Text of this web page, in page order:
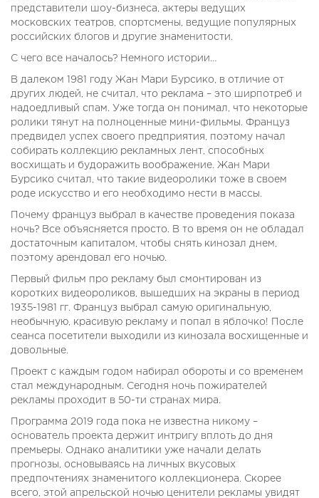
представители шоу-бизнеса, актеры ведущих
московских театров, спортсмены, ведущие популярных
российских блогов и другие знаменитости.
С чего все началось? Немного истории…
В далеком 1981 году Жан Мари Бурсико, в отличие от
других людей, не считал, что реклама – это ширпотреб и
надоедливый спам. Уже тогда он понимал, что некоторые
ролики тянут на полноценные мини-фильмы. Француз
предвидел успех своего предприятия, поэтому начал
собирать коллекцию рекламных лент, способных
восхищать и будоражить воображение. Жан Мари
Бурсико считал, что такие видеоролики тоже в своем
роде искусство и его необходимо нести в массы.
Почему француз выбрал в качестве проведения показа
ночь? Все объясняется просто. В то время он не обладал
достаточным капиталом, чтобы снять кинозал днем,
поэтому арендовал его ночью.
Первый фильм про рекламу был смонтирован из
коротких видеороликов, вышедших на экраны в период
1935-1981 гг. Француз выбрал самую оригинальную,
необычную, красивую рекламу и попал в яблочко! После
сеанса посетители выходили из кинозала восхищенные и
довольные.
Проект с каждым годом набирал обороты и со временем
стал международным. Сегодня ночь пожирателей
рекламы проходит в 50-ти странах мира.
Программа 2019 года пока не известна никому –
основатель проекта держит интригу вплоть до дня
премьеры. Однако аналитики уже начали делать
прогнозы, основываясь на личных вкусовых
предпочтениях знаменитого коллекционера. Скорее
всего, этой апрельской ночью ценители рекламы увидят